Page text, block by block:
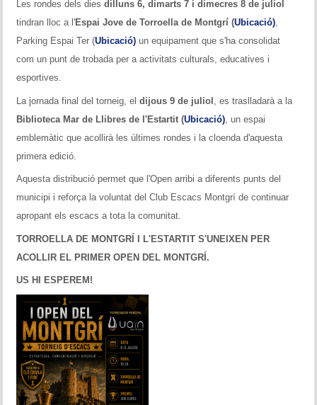
Les rondes dels dies dilluns 6, dimarts 7 i dimecres 8 de juliol
tindran lloc a l'Espai Jove de Torroella de Montgrí (Ubicació),
Parking Espai Ter (Ubicació) un equipament que s'ha consolidat
com un punt de trobada per a activitats culturals, educatives i
esportives.
La jornada final del torneig, el dijous 9 de juliol , es traslladarà a la
Biblioteca Mar de Llibres de l'Estartit (Ubicació) , un espai
emblemàtic que acollirà les últimes rondes i la cloenda d'aquesta
primera edició.
Aquesta distribució permet que l'Open arribi a diferents punts del
municipi i reforça la voluntat del Club Escacs Montgrí de continuar
apropant els escacs a tota la comunitat.
TORROELLA DE MONTGRÍ I L'ESTARTIT S'UNEIXEN PER
ACOLLIR EL PRIMER OPEN DEL MONTGRÍ.
US HI ESPEREM!